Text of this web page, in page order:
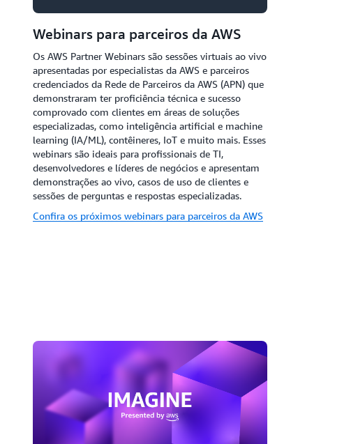
Webinars para parceiros da AWS
Os AWS Partner Webinars são sessões virtuais ao vivo
apresentadas por especialistas da AWS e parceiros
credenciados da Rede de Parceiros da AWS (APN) que
demonstraram ter proficiência técnica e sucesso
comprovado com clientes em áreas de soluções
especializadas, como inteligência artificial e machine
learning (IA/ML), contêineres, IoT e muito mais. Esses
webinars são ideais para profissionais de TI,
desenvolvedores e líderes de negócios e apresentam
demonstrações ao vivo, casos de uso de clientes e
sessões de perguntas e respostas especializadas.
Confira os próximos webinars para parceiros da AWS